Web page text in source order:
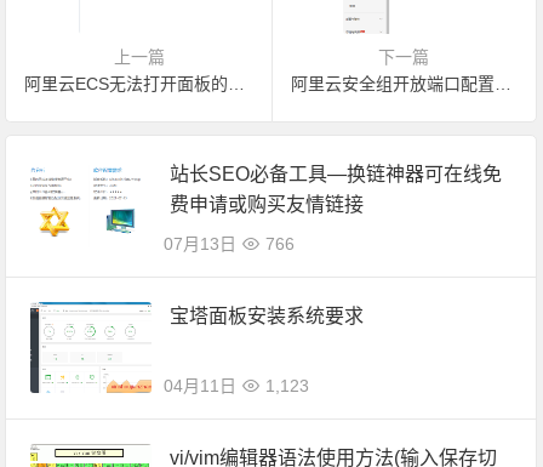
上一篇
阿里云ECS无法打开面板的解决方法—阿里云安全组放行教程
下一篇
阿里云安全组开放端口配置教程
站长SEO必备工具—换链神器可在线免
费申请或购买友情链接
07月13日 766
宝塔面板安装系统要求
04月11日 1,123
vi/vim编辑器语法使用方法(输入保存切